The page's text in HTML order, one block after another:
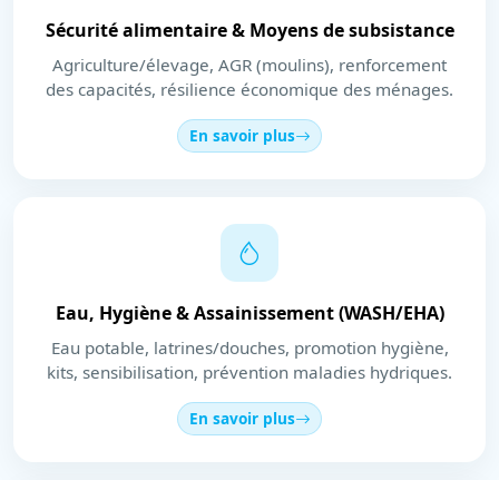
Sécurité alimentaire & Moyens de subsistance
Agriculture/élevage, AGR (moulins), renforcement
des capacités, résilience économique des ménages.
En savoir plus
Eau, Hygiène & Assainissement (WASH/EHA)
Eau potable, latrines/douches, promotion hygiène,
kits, sensibilisation, prévention maladies hydriques.
En savoir plus